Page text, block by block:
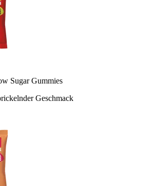
Sugar Gummies
Geschmack